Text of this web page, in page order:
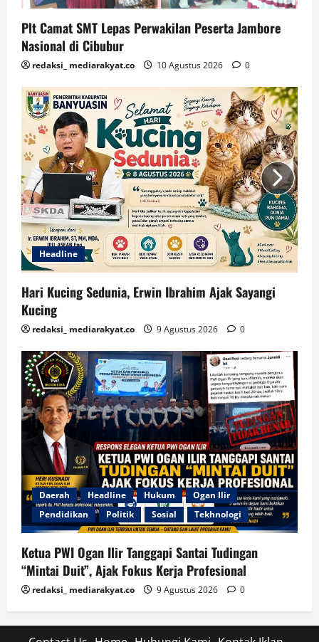
Plt Camat SMT Lepas Perwakilan Peserta Jambore
Nasional di Cibubur
redaksi_ mediarakyat.co 10 Agustus 2026 0
Headline
Hari Kucing Sedunia, Erwin Ibrahim Ajak Sayangi
Kucing
redaksi_ mediarakyat.co 9 Agustus 2026 0
Daerah Headline Hukum
Ogan Ilir
Pendidikan
Politik Sosial Tekhnologi
Ketua PWI Ogan Ilir Tanggapi Santai Tudingan
“Mintai Duit”, Ajak Fokus Kerja Profesional
redaksi_ mediarakyat.co 9 Agustus 2026 0